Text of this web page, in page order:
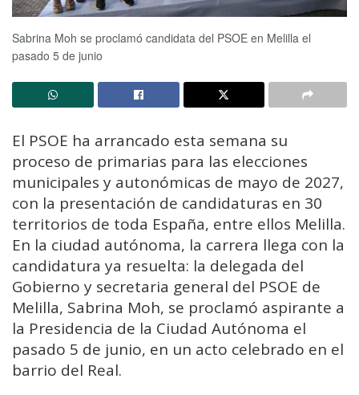
Sabrina Moh se proclamó candidata del PSOE en Melilla el
pasado 5 de junio
El PSOE ha arrancado esta semana su
proceso de primarias para las elecciones
municipales y autonómicas de mayo de 2027,
con la presentación de candidaturas en 30
territorios de toda España, entre ellos Melilla.
En la ciudad autónoma, la carrera llega con la
candidatura ya resuelta: la delegada del
Gobierno y secretaria general del PSOE de
Melilla, Sabrina Moh, se proclamó aspirante a
la Presidencia de la Ciudad Autónoma el
pasado 5 de junio, en un acto celebrado en el
barrio del Real.